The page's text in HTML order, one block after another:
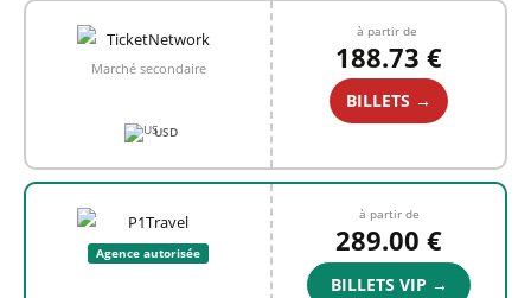
Marché secondaire
USD
à partir de
188.73 €
BILLETS →
Agence autorisée
à partir de
289.00 €
BILLETS VIP →